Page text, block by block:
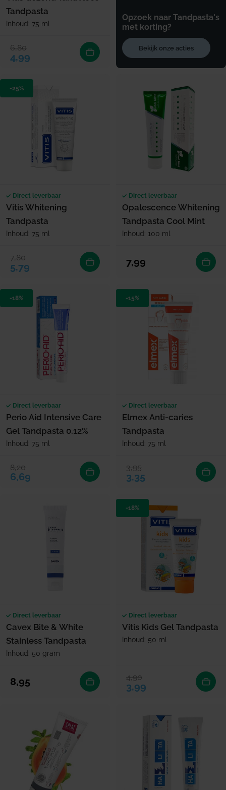
Tandpasta
Inhoud: 75 ml
Verkoopprijs
4,99
Normale prijs
6,80
Opzoek naar Tandpasta's
met korting?
Bekijk onze acties
-25%
Direct leverbaar
Vitis Whitening
Tandpasta
Inhoud: 75 ml
Verkoopprijs
5,79
Normale prijs
7,80
Direct leverbaar
Opalescence Whitening
Tandpasta Cool Mint
Inhoud: 100 ml
Normale prijs
7,99
-18%
Direct leverbaar
Perio Aid Intensive Care
Gel Tandpasta 0.12%
Inhoud: 75 ml
Verkoopprijs
6,69
Normale prijs
8,20
-15%
Direct leverbaar
Elmex Anti-caries
Tandpasta
Inhoud: 75 ml
Verkoopprijs
3,35
Normale prijs
3,95
Direct leverbaar
Cavex Bite & White
Stainless Tandpasta
Inhoud: 50 gram
Normale prijs
8,95
-18%
Direct leverbaar
Vitis Kids Gel Tandpasta
Inhoud: 50 ml
Verkoopprijs
3,99
Normale prijs
4,90